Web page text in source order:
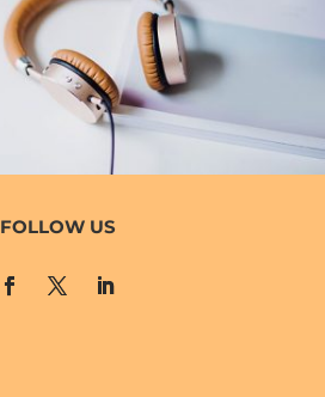
FOLLOW US